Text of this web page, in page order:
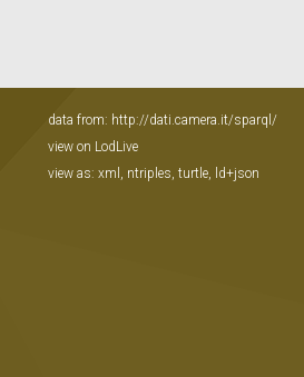
data from: http://dati.camera.it/sparql/
view on LodLive
view as: xml , ntriples, turtle, ld+json